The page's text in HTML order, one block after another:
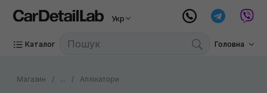
Укр
Каталог Головна
Магазин ... Аплікатори